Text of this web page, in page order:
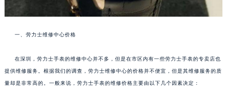
一、劳力士维修中心价格
在深圳，劳力士手表的维修中心并不多，但是在市区内有一些劳力士手表的专卖店也
提供维修服务。根据我们的调查，劳力士维修中心的价格并不便宜，但是其维修服务的质
量却是非常高的。一般来说，劳力士手表的维修价格主要由以下几个因素决定：